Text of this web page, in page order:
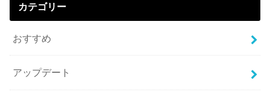
カテゴリー
おすすめ
アップデート